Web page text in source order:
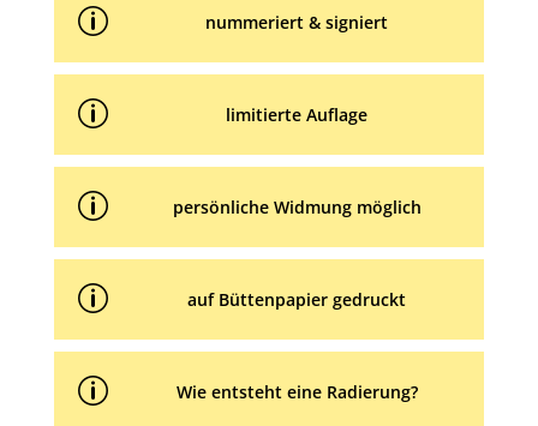
p nummeriert & signiert
p limitierte Auflage
p persönliche Widmung möglich
p auf Büttenpapier gedruckt
p Wie entsteht eine Radierung?